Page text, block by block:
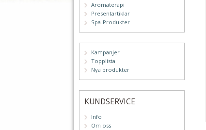
Aromaterapi
Presentartiklar
Spa-Produkter
Kampanjer
Topplista
Nya produkter
KUNDSERVICE
Info
Om oss